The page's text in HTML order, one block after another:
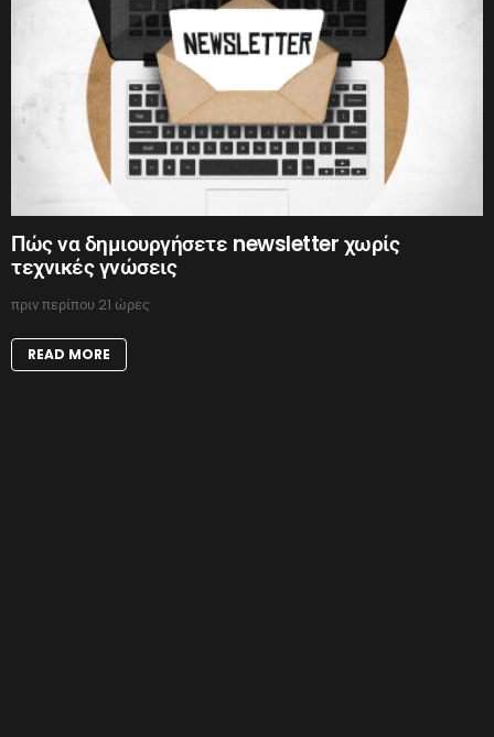
Πώς να δημιουργήσετε newsletter χωρίς
τεχνικές γνώσεις
πριν περίπου 21 ώρες
READ MORE